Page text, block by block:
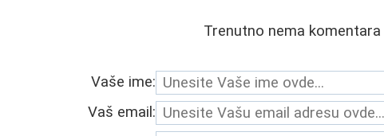
Trenutno nema komentara
Vaše ime:
Vaš email: